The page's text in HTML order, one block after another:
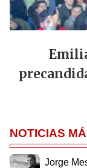
NOTICIAS
Jorge